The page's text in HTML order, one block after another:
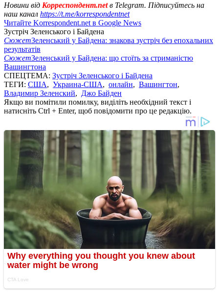
Новини від Корреспондент.netв Telegram. Підписуйтесь на
наш канал https://t.me/korrespondentnet
Читайте Korrespondent.net в Google News
Зустріч Зеленського і Байдена
СюжетЗеленський у Байдена: знакова зустріч без епохальних
результатів
СюжетЗеленський у Байдена: що стоїть за стриманістю
Вашингтона
СПЕЦТЕМА: Зустріч Зеленського і Байдена
ТЕГИ: США, Украина-США, онлайн, Вашингтон,
Владимир Зеленский, Джо Байден
Якщо ви помітили помилку, виділіть необхідний текст і
натисніть Ctrl + Enter, щоб повідомити про це редакцію.